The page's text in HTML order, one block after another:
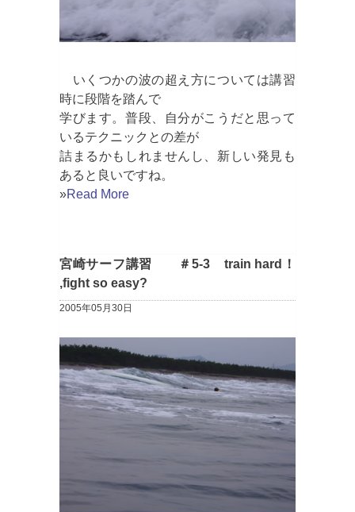
いくつかの波の超え方については講習
時に段階を踏んで
学びます。普段、自分がこうだと思って
いるテクニックとの差が
詰まるかもしれませんし、新しい発見も
あると良いですね。
»Read More
宮崎サーフ講習 ＃5-3 train hard！
,fight so easy?
2005年05月30日